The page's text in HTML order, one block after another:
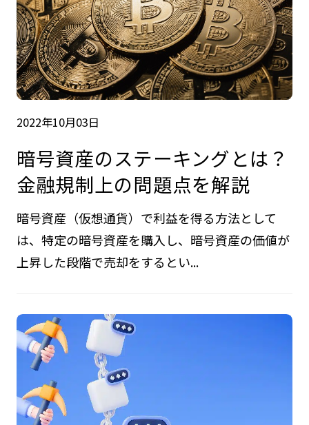
2022年10月03日
暗号資産のステーキングとは？
金融規制上の問題点を解説
暗号資産（仮想通貨）で利益を得る方法として
は、特定の暗号資産を購入し、暗号資産の価値が
上昇した段階で売却をするとい...